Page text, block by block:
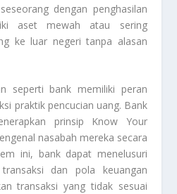
dengan penghasilan
aset mewah atau sering
ke luar negeri tanpa alasan
seperti bank memiliki peran
praktik pencucian uang. Bank
prinsip Know Your
nasabah mereka secara
ini, bank dapat menelusuri
dan pola keuangan
transaksi yang tidak sesuai